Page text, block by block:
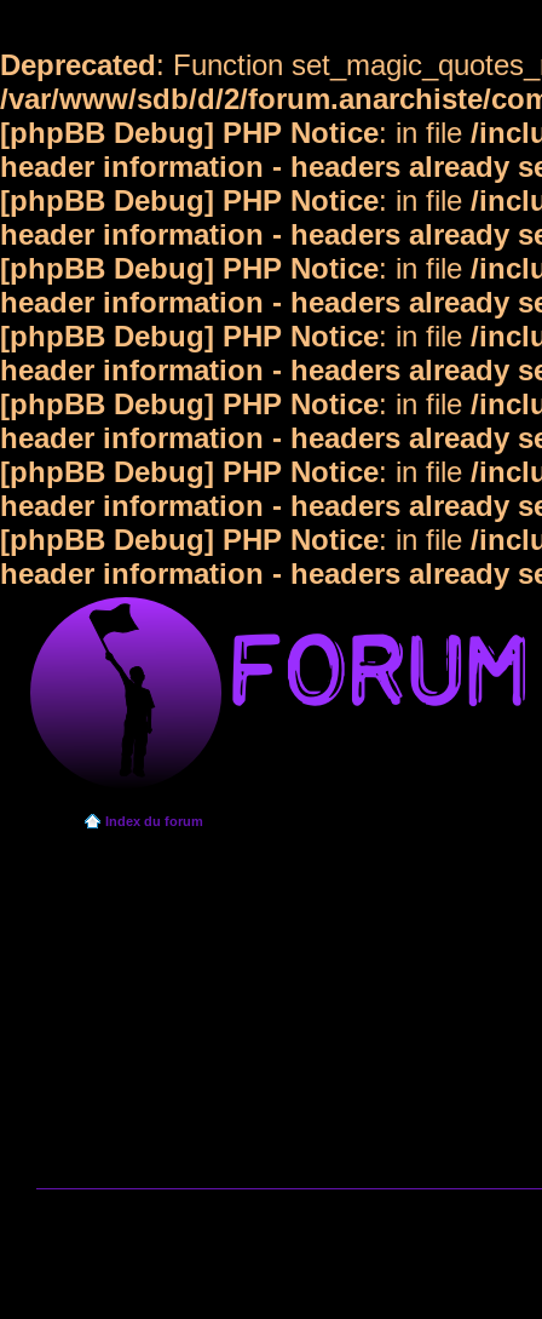
Deprecated: Function
/var/www/sdb/d/2/forum.anarchiste/
[phpBB Debug] PHP Notice: in file /
header information - headers already
[phpBB Debug] PHP Notice: in file /
header information - headers already
[phpBB Debug] PHP Notice: in file /
header information - headers already
[phpBB Debug] PHP Notice: in file /
header information - headers already
[phpBB Debug] PHP Notice: in file /
header information - headers already
[phpBB Debug] PHP Notice: in file /
header information - headers already
[phpBB Debug] PHP Notice: in file /
header information - headers already
Index du forum